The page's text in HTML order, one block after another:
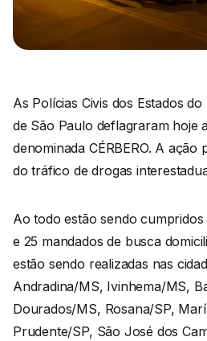
As Polícias Civis dos Estados
de São Paulo deflagraram hoje
denominada CÉRBERO. A ação
do tráfico de drogas
Ao todo estão sendo
e 25 mandados de busca
estão sendo realizadas nas
Andradina/MS, Ivinhema/MS,
Dourados/MS, Rosana/SP,
Prudente/SP, São José dos